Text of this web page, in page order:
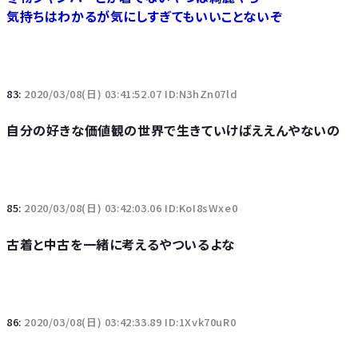
気持ちはわかるが気にしすぎてもいいことないぞ
83: 2020/03/08(日) 03:41:52.07 ID:N3hZn07ld
自分の好きな価値観の世界で生きていけばええんやないの
85: 2020/03/08(日) 03:42:03.06 ID:KoI8sWxe0
古着と中古を一緒に考えるやついるよな
86: 2020/03/08(日) 03:42:33.89 ID:1Xvk70uR0